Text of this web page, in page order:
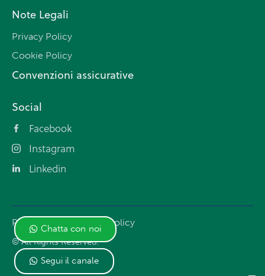
Chatta con noi
Segui il canale
Note Legali
Privacy Policy
Cookie Policy
Convenzioni assicurative
Social
Facebook
Instagram
Linkedin
Privacy Policy Cookie Policy
© All Rights Reserved.